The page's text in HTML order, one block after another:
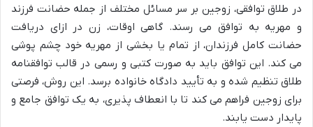
در طلاق توافقی، زوجین بر سر مسائل مختلف از جمله حضانت فرزند
و مهریه به توافق می رسند. گاهی اوقات، زن در ازای دریافت
حضانت کامل فرزندان، از تمام یا بخشی از مهریه خود چشم پوشی
می کند. این توافق باید به صورت کتبی و رسمی در قالب توافقنامه
طلاق تنظیم شده و به تأیید دادگاه خانواده برسد. این روش، فرصتی
برای زوجین فراهم می کند تا با انعطاف پذیری، به یک توافق جامع و
پایدار دست یابند.